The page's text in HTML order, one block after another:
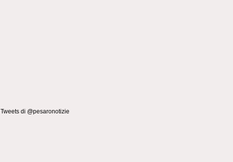
Tweets di @pesaronotizie